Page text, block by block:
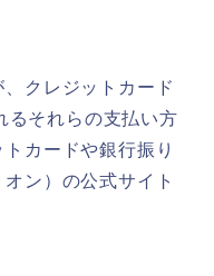
クレジットカード
るそれらの支払い方
カードや銀行振り
ン）の公式サイト